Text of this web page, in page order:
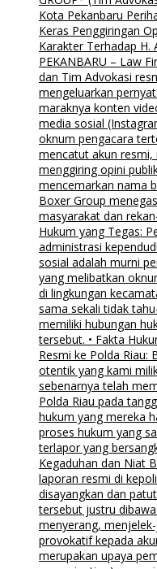
Kota Pekanbaru
Keras Penggiringan
Karakter Terhadap H.
PEKANBARU – Law
dan Tim Advokasi
mengeluarkan
maraknya konten
media sosial
oknum pengacara
mencatut akun
menggiring opini
mencemarkan nama
Boxer Group
masyarakat dan
Hukum yang Tegas:
administrasi
sosial adalah murni
yang melibatkan
di lingkungan
sama sekali tidak
memiliki hubungan
tersebut. • Fakta
Resmi ke Polda Riau:
otentik yang kami
sebenarnya telah
Polda Riau pada
hukum yang mereka
proses hukum yang
terlapor yang
Kegaduhan dan Niat
laporan resmi di
disayangkan dan
tersebut justru
menyerang,
provokatif kepada
merupakan upaya